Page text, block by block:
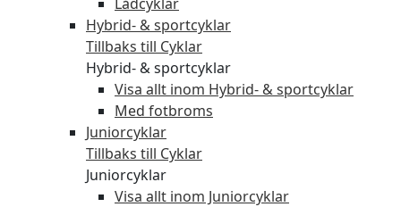
Lådcyklar
Hybrid- & sportcyklar
Tillbaks till Cyklar
Hybrid- & sportcyklar
Visa allt inom Hybrid- & sportcyklar
Med fotbroms
Juniorcyklar
Tillbaks till Cyklar
Juniorcyklar
Visa allt inom Juniorcyklar